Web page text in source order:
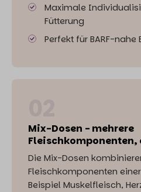
Maximale
Fütterung
Perfekt für BARF-nahe
Mix-Dosen - mehrere
Fleischkomponenten,
Die Mix-Dosen
Fleischkomponenten
Beispiel Muskelfleisch,